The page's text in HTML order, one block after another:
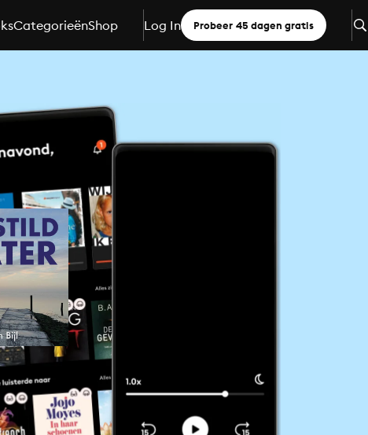
CategorieënShop Log In Probeer 45 dagen gratis